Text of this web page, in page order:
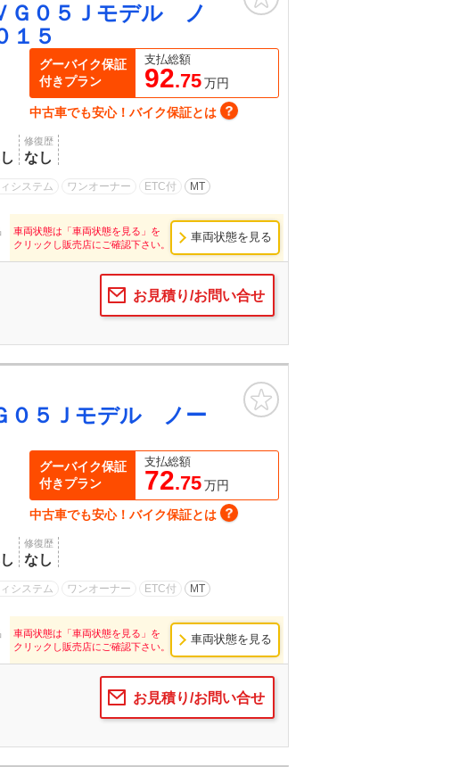
０５Ｊモデル ノ
５
修復歴
なし
システム ワンオーナー ETC付 MT
グーバイク保証
付きプラン
支払総額
92.75万円
中古車でも安心！バイク保証とは
車両状態は「車両状態を見る」を
クリックし販売店にご確認下さい。
車両状態を見る
お見積り/お問い合せ
０５Ｊモデル ノー
修復歴
なし
システム ワンオーナー ETC付 MT
グーバイク保証
付きプラン
支払総額
72.75万円
中古車でも安心！バイク保証とは
車両状態は「車両状態を見る」を
クリックし販売店にご確認下さい。
車両状態を見る
お見積り/お問い合せ